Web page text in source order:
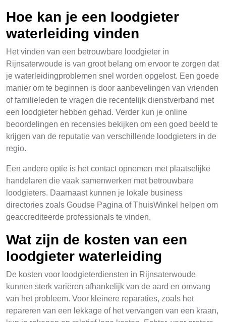
Hoe kan je een loodgieter
waterleiding vinden
Het vinden van een betrouwbare loodgieter in
Rijnsaterwoude is van groot belang om ervoor te zorgen dat
je waterleidingproblemen snel worden opgelost. Een goede
manier om te beginnen is door aanbevelingen van vrienden
of familieleden te vragen die recentelijk dienstverband met
een loodgieter hebben gehad. Verder kun je online
beoordelingen en recensies bekijken om een goed beeld te
krijgen van de reputatie van verschillende loodgieters in de
regio.
Een andere optie is het contact opnemen met plaatselijke
handelaren die vaak samenwerken met betrouwbare
loodgieters. Daarnaast kunnen je lokale business
directories zoals Goudse Pagina of ThuisWinkel helpen om
geaccrediteerde professionals te vinden.
Wat zijn de kosten van een
loodgieter waterleiding
De kosten voor loodgieterdiensten in Rijnsaterwoude
kunnen sterk variëren afhankelijk van de aard en omvang
van het probleem. Voor kleinere reparaties, zoals het
repareren van een lekkage of het vervangen van een kraan,